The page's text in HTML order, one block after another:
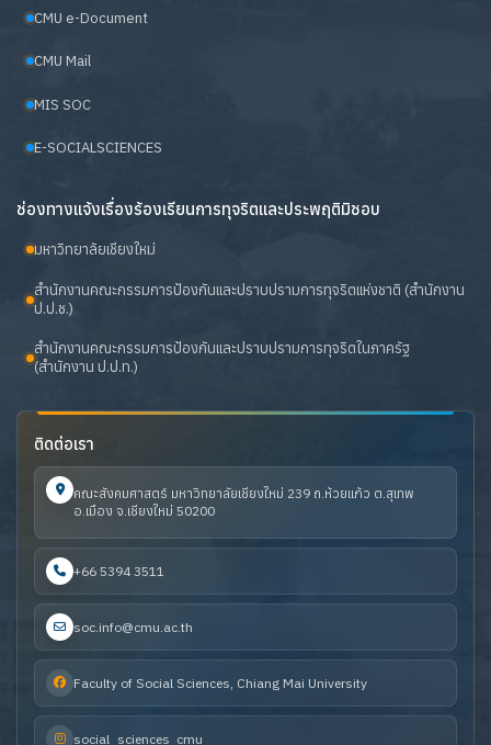
CMU e-Document
CMU Mail
MIS SOC
E-SOCIALSCIENCES
ช่องทางแจ้งเรื่องร้องเรียนการทุจริตและประพฤติมิชอบ
มหาวิทยาลัยเชียงใหม่
สำนักงานคณะกรรมการป้องกันและปราบปรามการทุจริตแห่งชาติ (สำนักงาน
ป.ป.ช.)
สำนักงานคณะกรรมการป้องกันและปราบปรามการทุจริตในภาครัฐ
(สำนักงาน ป.ป.ท.)
ติดต่อเรา
คณะสังคมศาสตร์ มหาวิทยาลัยเชียงใหม่ 239 ถ.ห้วยแก้ว ต.สุเทพ
อ.เมือง จ.เชียงใหม่ 50200
+66 5394 3511
soc.info@cmu.ac.th
Faculty of Social Sciences, Chiang Mai University
social_sciences_cmu